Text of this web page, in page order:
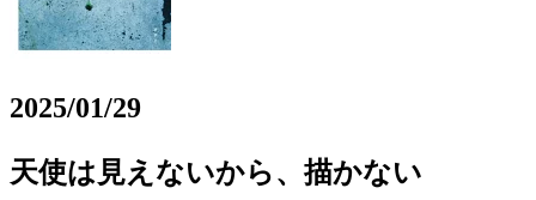
2025/01/29
天使は見えないから、描かない